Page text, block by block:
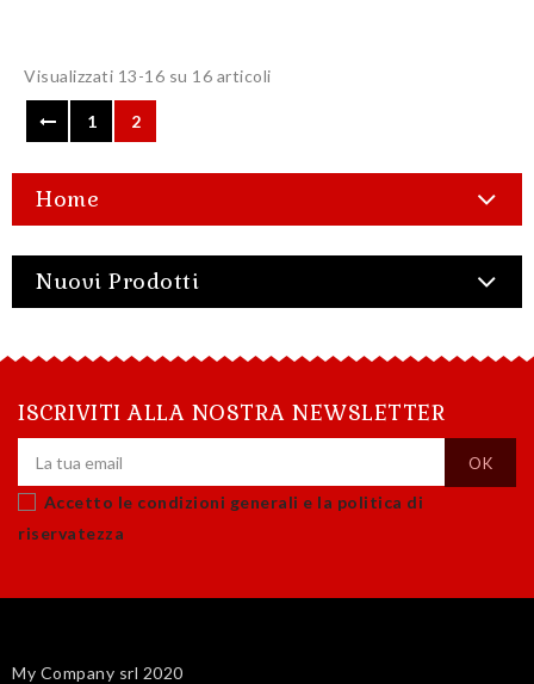
Visualizzati 13-16 su 16 articoli
1 2
Home
Nuovi Prodotti
ISCRIVITI ALLA NOSTRA NEWSLETTER
Accetto le condizioni generali e la politica di
riservatezza
My Company srl 2020